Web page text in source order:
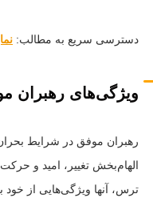
دسترسی سریع به مطالب:
ویژگی‌های رهبران
رهبران موفق در شرایط
الهام‌بخش تغییر، امید و
ترس، آنها ویژگی‌هایی از